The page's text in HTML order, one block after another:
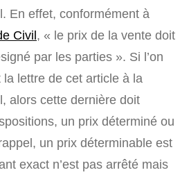
En effet, conformément à
Civil, « le prix de la vente doit
par les parties ». Si l’on
lettre de cet article à la
alors cette dernière doit
un prix déterminé ou
un prix déterminable est
exact n’est pas arrêté mais